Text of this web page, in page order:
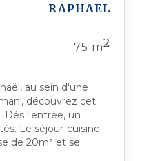
RAPHAEL
75 m2
au sein d'une
découvrez cet
Dès l'entrée, un
Le séjour-cuisine
de 20m² et se